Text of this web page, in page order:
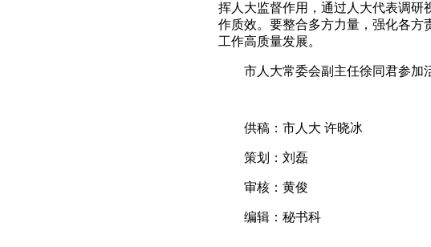
挥人大监督作用，通过人大代表调研
作质效。要整合多方力量，强化各方
工作高质量发展。
市人大常委会副主任徐同君参加活
供稿：市人大 许晓冰
策划：刘磊
审核：黄俊
编辑：秘书科